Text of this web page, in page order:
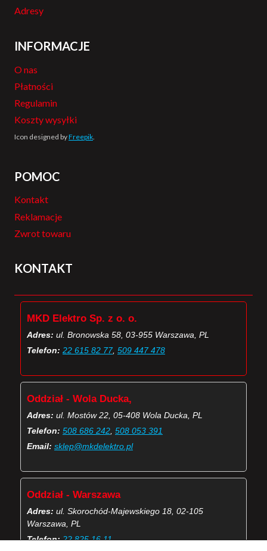
Adresy
INFORMACJE
O nas
Płatności
Regulamin
Koszty wysyłki
Icon designed byFreepik
POMOC
Kontakt
Reklamacje
Zwrot towaru
KONTAKT
MKD Elektro Sp. z o. o.
Adres: ul. Bronowska 58, 03-955 Warszawa, PL
Telefon: 22 615 82 77, 509 447 478
Oddział - Wola Ducka,
Adres: ul. Mostów 22, 05-408 Wola Ducka, PL
Telefon: 508 686 242, 508 053 391
Email: sklep@mkdelektro.pl
Oddział - Warszawa
Adres: ul. Skorochód-Majewskiego 18, 02-105
Warszawa, PL
Telefon: 22 825 16 11